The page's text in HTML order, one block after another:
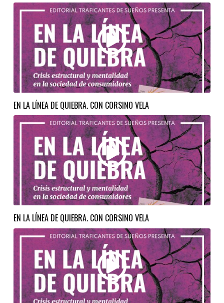
EN LA LÍNEA DE QUIEBRA. CON CORSINO VELA
EN LA LÍNEA DE QUIEBRA. CON CORSINO VELA